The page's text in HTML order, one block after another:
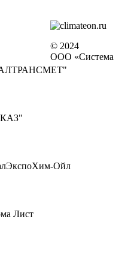
© 2024
ООО «Система